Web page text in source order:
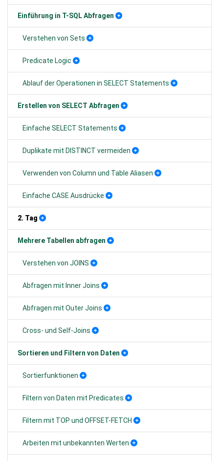
Einführung in T-SQL Abfragen
Verstehen von Sets
Predicate Logic
Ablauf der Operationen in SELECT Statements
Erstellen von SELECT Abfragen
Einfache SELECT Statements
Duplikate mit DISTINCT vermeiden
Verwenden von Column und Table Aliasen
Einfache CASE Ausdrücke
2. Tag
Mehrere Tabellen abfragen
Verstehen von JOINS
Abfragen mit Inner Joins
Abfragen mit Outer Joins
Cross- und Self-Joins
Sortieren und Filtern von Daten
Sortierfunktionen
Filtern von Daten mit Predicates
Filtern mit TOP und OFFSET-FETCH
Arbeiten mit unbekannten Werten